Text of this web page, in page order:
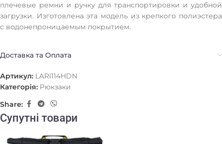
плечевые ремни и ручку для транспортировки и удобной
загрузки. Изготовлена эта модель из крепкого полиэстера
с водонепроницаемым покрытием.
Доставка та Оплата
Артикул: LARI114HDN
Категорія: Рюкзаки
Share:
Супутні товари